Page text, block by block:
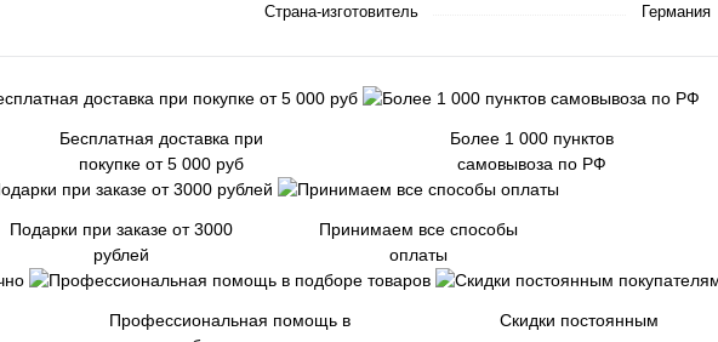
Страна-изготовитель
Германия
Бесплатная доставка при
покупке от 5 000 руб
Более 1 000 пунктов
самовывоза по РФ
Подарки при заказе от 3000
рублей
Принимаем все способы
оплаты
Профессиональная помощь в
Скидки постоянным